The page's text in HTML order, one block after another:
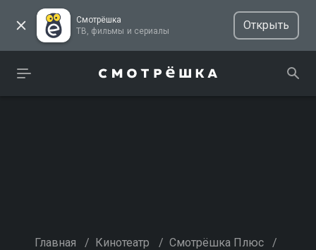
Смотрёшка
ТВ, фильмы и сериалы
Открыть
Главная / Кинотеатр / Смотрёшка Плюс /